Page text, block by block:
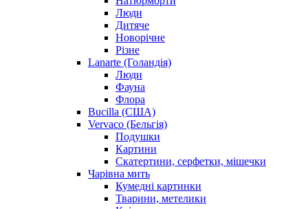
Люди
Дитяче
Новорічне
Різне
Lanarte (Голандія)
Люди
Фауна
Флора
Bucilla (США)
Vervaco (Бельгія)
Подушки
Картини
Скатертини, серфетки, мішечки
Чарiвна мить
Кумедні картинки
Тварини, метелики